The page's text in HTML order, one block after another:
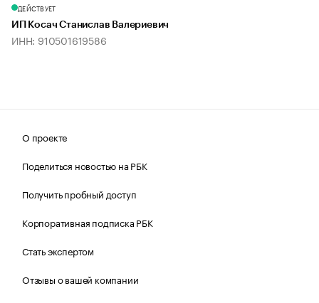
ДЕЙСТВУЕТ
ИП Косач Станислав Валериевич
ИНН: 910501619586
О проекте
Поделиться новостью на РБК
Получить пробный доступ
Корпоративная подписка РБК
Стать экспертом
Отзывы о вашей компании